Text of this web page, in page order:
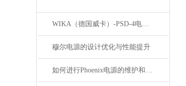
WIKA（德国威卡）-PSD-4电子压力开关
穆尔电源的设计优化与性能提升
如何进行Phoenix电源的维护和保养？